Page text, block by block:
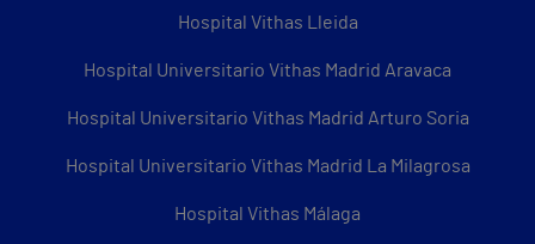
Hospital Vithas Lleida
Hospital Universitario Vithas Madrid Aravaca
Hospital Universitario Vithas Madrid Arturo Soria
Hospital Universitario Vithas Madrid La Milagrosa
Hospital Vithas Málaga